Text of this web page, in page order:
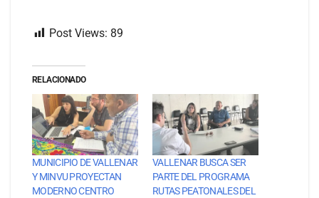
Post Views: 89
RELACIONADO
MUNICIPIO DE VALLENAR
Y MINVU PROYECTAN
MODERNO CENTRO
VALLENAR BUSCA SER
PARTE DEL PROGRAMA
RUTAS PEATONALES DEL